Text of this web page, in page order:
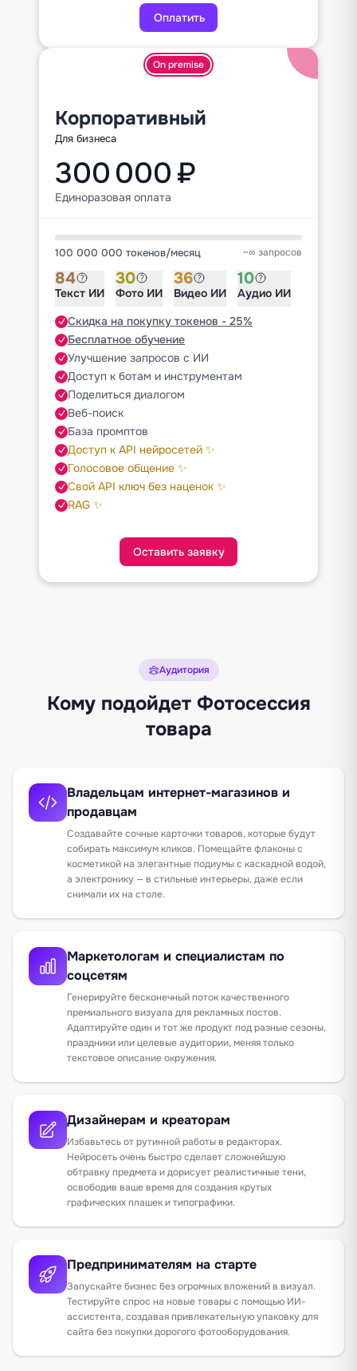
Оплатить
On premise
Корпоративный
Для бизнеса
300 000 ₽
Единоразовая оплата
100 000 000 токенов/месяц ~∞ запросов
84
Текст ИИ
30
Фото ИИ
36
Видео ИИ
10
Аудио ИИ
Скидка на покупку токенов - 25%
Бесплатное обучение
Улучшение запросов с ИИ
Доступ к ботам и инструментам
Поделиться диалогом
Веб-поиск
База промптов
Доступ к API нейросетей ✨
Голосовое общение ✨
Свой API ключ без наценок ✨
RAG ✨
Оставить заявку
Аудитория
Кому подойдет Фотосессия
товара
Владельцам интернет-магазинов и
продавцам
Создавайте сочные карточки товаров, которые будут
собирать максимум кликов. Помещайте флаконы с
косметикой на элегантные подиумы с каскадной водой,
а электронику — в стильные интерьеры, даже если
снимали их на столе.
Маркетологам и специалистам по
соцсетям
Генерируйте бесконечный поток качественного
премиального визуала для рекламных постов.
Адаптируйте один и тот же продукт под разные сезоны,
праздники или целевые аудитории, меняя только
текстовое описание окружения.
Дизайнерам и креаторам
Избавьтесь от рутинной работы в редакторах.
Нейросеть очень быстро сделает сложнейшую
обтравку предмета и дорисует реалистичные тени,
освободив ваше время для создания крутых
графических плашек и типографики.
Предпринимателям на старте
Запускайте бизнес без огромных вложений в визуал.
Тестируйте спрос на новые товары с помощью ИИ-
ассистента, создавая привлекательную упаковку для
сайта без покупки дорогого фотооборудования.